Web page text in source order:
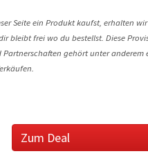
Seite ein Produkt kaufst, erhalten
bleibt frei wo du bestellst. Diese
gehört unter anderem
Zum Deal